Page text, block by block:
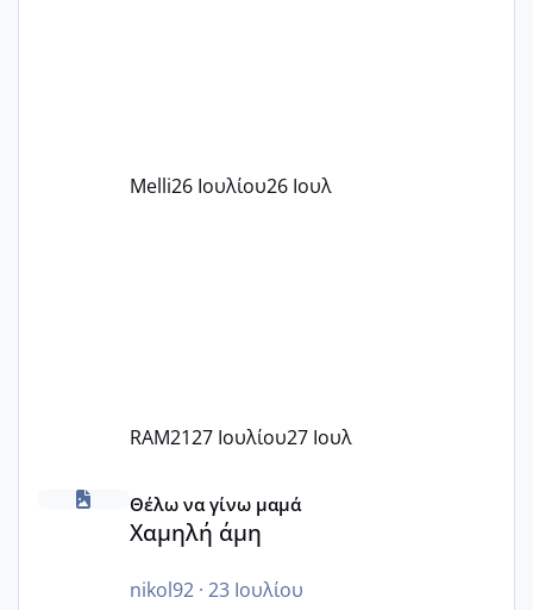
Εγώ πήγα σε έναν ιδιωτικό παιδικό στ
Melli26 Ιουλίου26 Ιουλ
RAM2127 Ιουλίου27 Ιουλ
Χαμηλή άμη
Θέλω να γίνω μαμά
Χαμηλή άμη
nikol92· 23 Ιουλίου